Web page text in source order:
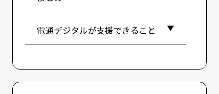
電通デジタルが支援できること